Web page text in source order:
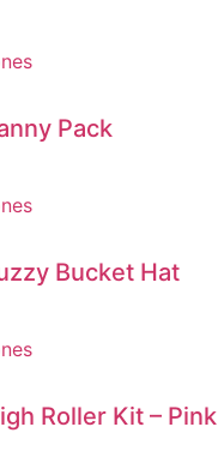
Pack
Bucket Hat
Roller Kit – Pink